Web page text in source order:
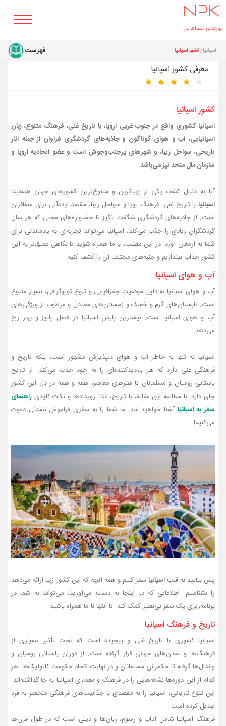
اسپانیا کشور اسپانیا
معرفی کشور اسپانیا
کشور اسپانیا
اسپانیا کشوری واقع در جنوب غربی اروپا، با تاریخ غنی، فرهنگ متنوع، زبان
اسپانیایی، آب و هوای گوناگون و جاذبه‌های گردشگری فراوان از جمله آثار
تاریخی، سواحل زیبا، و شهرهای پرجنب‌وجوش است و عضو اتحادیه اروپا و
سازمان ملل متحد نیز می‌باشد.
آیا به دنبال کشف یکی از زیباترین و متنوع‌ترین کشورهای جهان هستید!
اسپانیا با تاریخ غنی، فرهنگ پویا و سواحل زیبا، مقصد ایده‌آلی برای مسافران
است. از جاذبه‌های گردشگری شگفت‌ انگیز تا جشنواره‌های محلی که هر سال
گردشگران زیادی را جذب می‌کند، اسپانیا می‌تواند تجربه‌ای به یادماندنی برای
شما به ارمغان آورد. در این مطلب، با ما همراه شوید تا نگاهی عمیق‌تر به این
کشور جذاب بیندازیم و جنبه‌های مختلف آن را کشف کنیم.
آب و هوای اسپانیا
آب و هوای اسپانیا به دلیل موقعیت جغرافیایی و تنوع توپوگرافی، بسیار متنوع
است. تابستان‌های گرم و خشک و زمستان‌های معتدل و مرطوب از ویژگی‌های
آب و هوای اسپانیا است. بیشترین بارش اسپانیا در فصل پاییز و بهار رخ
می‌دهد.
اسپانیا نه تنها به خاطر آب و هوای دلپذیرش مشهور است، بلکه تاریخ و
فرهنگی غنی دارد که هر بازدیدکننده‌ای را به خود جذب می‌کند. از تاریخ
باستانی رومیان و مسلمانان تا هنرهای معاصر، همه و همه در دل این کشور
جای دارد. با مطالعه این مقاله، با تاریخ، غذا، رویدادها و نکات کلیدی راهنمای
سفر به اسپانیا آشنا خواهید شد. ما شما را به سفری فراموش‌ نشدنی دعوت
می‌کنیم!
پس بیایید به قلب اسپانیا سفر کنیم و همه آنچه که این کشور زیبا ارائه می‌دهد
را بشناسیم. اطلاعاتی که در اینجا به دست می‌آورید، می‌تواند به شما در
برنامه‌ریزی یک سفر بی‌نظیر کمک کند. تا انتها با ما همراه باشید.
تاریخ و فرهنگ اسپانیا
اسپانیا کشوری با تاریخ غنی و پیچیده است که تحت تأثیر بسیاری از
فرهنگ‌ها و تمدن‌های جهانی قرار گرفته است. از دوران باستانی رومیان و
واندال‌ها گرفته تا حکمرانی مسلمانان و در نهایت اتحاد حکومت کاتولیک‌ها، هر
کدام از این دوره‌ها نشانه‌هایی را در فرهنگ و معماری اسپانیا به جا گذاشته‌اند.
این تنوع تاریخی، اسپانیا را به مقصدی با جذابیت‌های فرهنگی منحصر به فرد
تبدیل کرده است.
فرهنگ اسپانیا شامل آداب و رسوم، زبان‌ها و دینی است که در طول قرن‌ها